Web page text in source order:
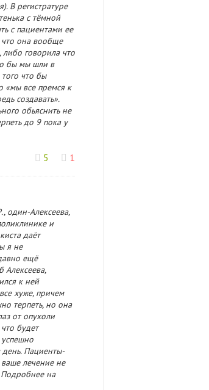
В регистратуре
с тёмной
с пациентами ее
что она вообще
либо говорила что
бы мы шли в
что бы
«мы все премся к
создавать».
обьяснить не
до 9 пока у
5 1
один-Алексеева,
и
даёт
я не
ещё
Алексеева,
к ней
хуже, причем
терпеть, но она
от опухоли
будет
Пациенты-
лечение не
Подробнее на